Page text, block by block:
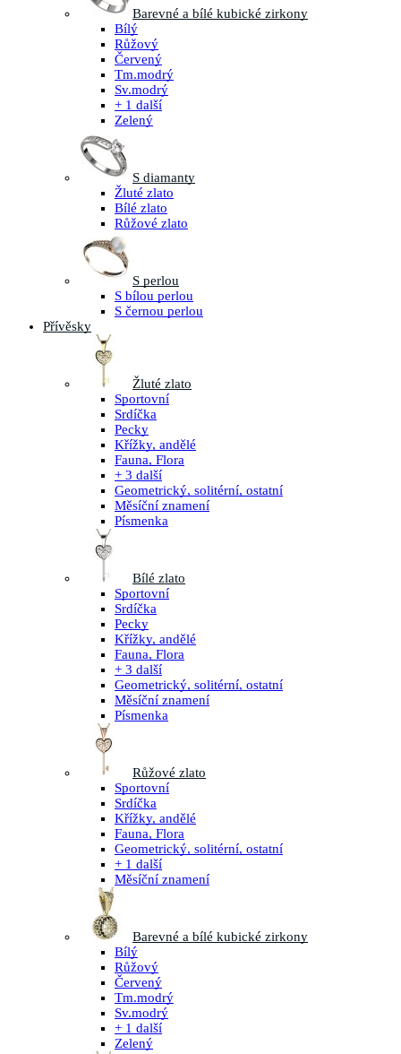
Barevné a bílé kubické zirkony
Bílý
Růžový
Červený
Tm.modrý
Sv.modrý
+ 1 další
Zelený
S diamanty
Žluté zlato
Bílé zlato
Růžové zlato
S perlou
S bílou perlou
S černou perlou
Přívěsky
Žluté zlato
Sportovní
Srdíčka
Pecky
Křížky, andělé
Fauna, Flora
+ 3 další
Geometrický, solitérní, ostatní
Měsíční znamení
Písmenka
Bílé zlato
Sportovní
Srdíčka
Pecky
Křížky, andělé
Fauna, Flora
+ 3 další
Geometrický, solitérní, ostatní
Měsíční znamení
Písmenka
Růžové zlato
Sportovní
Srdíčka
Křížky, andělé
Fauna, Flora
Geometrický, solitérní, ostatní
+ 1 další
Měsíční znamení
Barevné a bílé kubické zirkony
Bílý
Růžový
Červený
Tm.modrý
Sv.modrý
+ 1 další
Zelený